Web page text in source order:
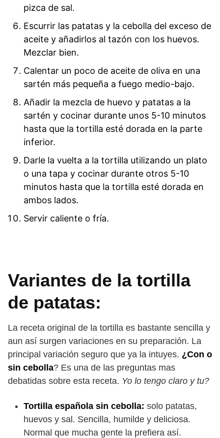
pizca de sal.
Escurrir las patatas y la cebolla del exceso de
aceite y añadirlos al tazón con los huevos.
Mezclar bien.
Calentar un poco de aceite de oliva en una
sartén más pequeña a fuego medio-bajo.
Añadir la mezcla de huevo y patatas a la
sartén y cocinar durante unos 5-10 minutos
hasta que la tortilla esté dorada en la parte
inferior.
Darle la vuelta a la tortilla utilizando un plato
o una tapa y cocinar durante otros 5-10
minutos hasta que la tortilla esté dorada en
ambos lados.
Servir caliente o fría.
Variantes de la tortilla
de patatas:
La receta original de la tortilla es bastante sencilla y
aun así surgen variaciones en su preparación. La
principal variación seguro que ya la intuyes. ¿Con o
sin cebolla? Es una de las preguntas mas
debatidas sobre esta receta. Yo lo tengo claro y tu?
Tortilla española sin cebolla: solo patatas,
huevos y sal. Sencilla, humilde y deliciosa.
Normal que mucha gente la prefiera así.